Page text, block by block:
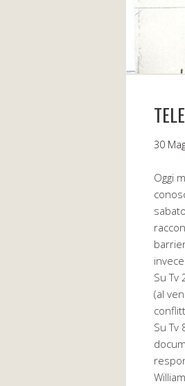
30
Oggi
Su Tv
(al
Su Tv